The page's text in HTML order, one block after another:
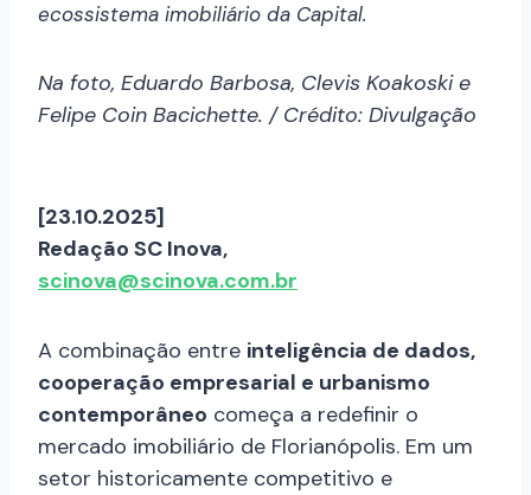
ecossistema imobiliário da Capital.
Na foto, Eduardo Barbosa, Clevis Koakoski e
Felipe Coin Bacichette. / Crédito: Divulgação
[23.10.2025]
Redação SC Inova,
scinova@scinova.com.br
A combinação entre inteligência de dados,
cooperação empresarial e urbanismo
contemporâneo começa a redefinir o
mercado imobiliário de Florianópolis. Em um
setor historicamente competitivo e